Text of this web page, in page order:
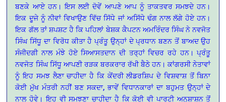
ਬਣਕੇ ਆਏ ਹਨ। ਇਸ ਲਈ ਦੋਵੇਂ ਆਪਣੇ ਆਪ ਨੂੰ ਤਾਕਤਵਰ ਸਮਝਦੇ ਹਨ।
ਇਕ ਦੂਜੇ ਨੂੰ ਨੀਵਾਂ ਵਿਖਾਉਣ ਵਿੱਚ ਸਿੱਧੇ ਜਾਂ ਅਸਿੱਧੇ ਢੰਗ ਨਾਲ ਲੱਗੇ ਹੋਏ ਹਨ।
ਇਕ ਗੱਲ ਤਾਂ ਸ਼ਪਸ਼ਟ ਹੈ ਕਿ ਪਹਿਲਾਂ ਬੇਸ਼ਕ ਕੈਪਟਨ ਅਮਰਿੰਦਰ ਸਿੰਘ ਨੇ ਨਵਜੋਤ
ਸਿੰਘ ਸਿੱਧੂ ਦਾ ਵਿਰੋਧ ਕੀਤਾ ਹੈ ਪ੍ਰੰਤੂ ਉਨ੍ਹਾਂ ਦੇ ਪ੍ਰਧਾਨ ਬਣਨ ਤੋਂ ਬਾਅਦ ਉਹ
ਸੰਜੀਦਗੀ ਨਾਲ ਮੰਝੇ ਹੋਏ ਸਿਆਸਤਦਾਨ ਦੀ ਤਰ੍ਹਾਂ ਵਿਚਰ ਰਹੇ ਹਨ। ਪ੍ਰੰਤੂ
ਨਵਜੋਤ ਸਿੰਘ ਸਿੱਧੂ ਆਪਣੀ ਰੜਕ ਬਰਕਰਾਰ ਰੱਖੀ ਬੈਠੇ ਹਨ। ਕਾਂਗਰਸੀ ਨੇਤਾਵਾਂ
ਨੂੰ ਇਹ ਸਮਝ ਲੈਣਾ ਚਾਹੀਦਾ ਹੈ ਕਿ ਕੇਂਦਰੀ ਲੀਡਰਸ਼ਿਪ ਦੇ ਵਿਸ਼ਵਾਸ਼ ਤੋਂ ਬਿਨਾ
ਕੋਈ ਮੁੱਖ ਮੰਤਰੀ ਨਹੀਂ ਬਣ ਸਕਦਾ, ਭਾਵੇਂ ਵਿਧਾਨਕਾਰਾਂ ਦਾ ਬਹੁਮਤ ਉਨ੍ਹਾਂ ਦੇ
ਨਾਲ ਹੋਵੇ। ਇਹ ਵੀ ਸਮਝਣਾ ਚਾਹੀਦਾ ਹੈ ਕਿ ਕੋਈ ਵੀ ਪਾਰਟੀ ਅਨੁਸ਼ਾਸ਼ਨ ਤੋਂ